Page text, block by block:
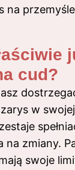
na
cud?
w
na zmiany.
swoje